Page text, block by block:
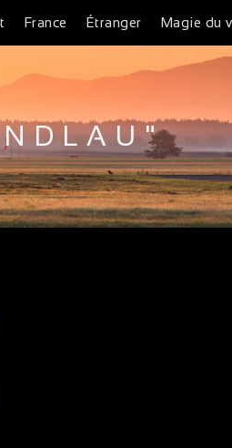
France Étranger Magie du